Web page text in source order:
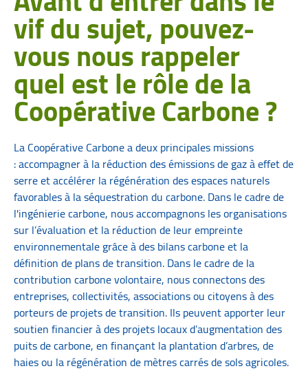
vif du sujet, pouvez-
vous nous rappeler
quel est le rôle de la
Coopérative Carbone ?
La Coopérative Carbone a deux principales missions
: accompagner à la réduction des émissions de gaz à effet de
serre et accélérer la régénération des espaces naturels
favorables à la séquestration du carbone. Dans le cadre de
l'ingénierie carbone, nous accompagnons les organisations
sur l’évaluation et la réduction de leur empreinte
environnementale grâce à des bilans carbone et la
définition de plans de transition. Dans le cadre de la
contribution carbone volontaire, nous connectons des
entreprises, collectivités, associations ou citoyens à des
porteurs de projets de transition. Ils peuvent apporter leur
soutien financier à des projets locaux d’augmentation des
puits de carbone, en finançant la plantation d’arbres, de
haies ou la régénération de mètres carrés de sols agricoles.